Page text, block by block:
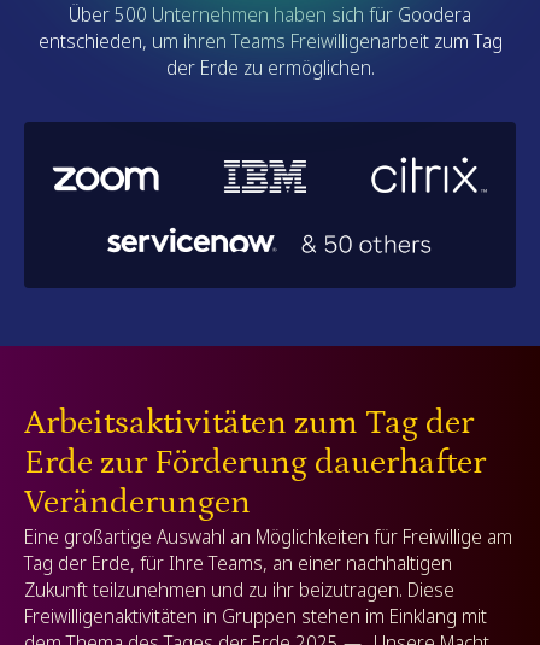
Über 500 Unternehmen haben sich für Goodera
entschieden, um ihren Teams Freiwilligenarbeit zum Tag
der Erde zu ermöglichen.
Arbeitsaktivitäten zum Tag der
Erde zur Förderung dauerhafter
Veränderungen
Eine großartige Auswahl an Möglichkeiten für Freiwillige am
Tag der Erde, für Ihre Teams, an einer nachhaltigen
Zukunft teilzunehmen und zu ihr beizutragen. Diese
Freiwilligenaktivitäten in Gruppen stehen im Einklang mit